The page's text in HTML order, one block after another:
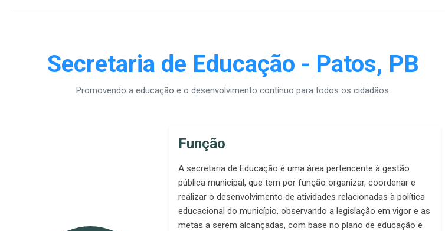
Secretaria de Educação - Patos, PB
Promovendo a educação e o desenvolvimento contínuo para todos os cidadãos.
Função
A secretaria de Educação é uma área pertencente à gestão
pública municipal, que tem por função organizar, coordenar e
realizar o desenvolvimento de atividades relacionadas à política
educacional do município, observando a legislação em vigor e as
metas a serem alcançadas, com base no plano de educação e